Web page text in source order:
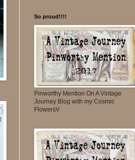
So proud!!!!
Pinworthy Mention On A Vintage
Journey Blog with my Cosmic
FlowersV